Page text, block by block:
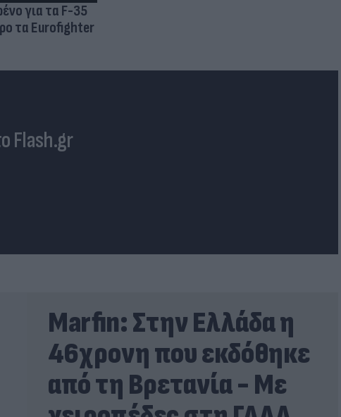
για τα F-35
τα Eurofighter
Flash.gr
Marfin: Στην Ελλάδα η
46χρονη που εκδόθηκε
από τη Βρετανία - Με